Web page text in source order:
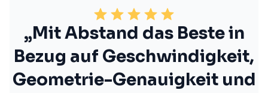
„Mit Abstand das Beste in
Bezug auf Geschwindigkeit,
Geometrie-Genauigkeit und